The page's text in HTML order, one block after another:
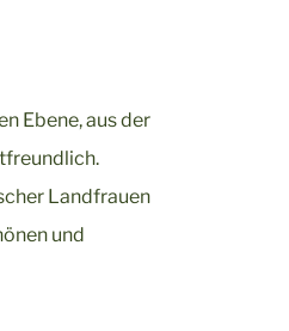
Ebene, aus der
Landfrauen
und